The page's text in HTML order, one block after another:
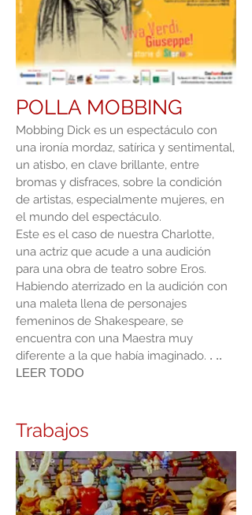
POLLA MOBBING
Mobbing Dick es un espectáculo con
una ironía mordaz, satírica y sentimental,
un atisbo, en clave brillante, entre
bromas y disfraces, sobre la condición
de artistas, especialmente mujeres, en
el mundo del espectáculo.
Este es el caso de nuestra Charlotte,
una actriz que acude a una audición
para una obra de teatro sobre Eros.
Habiendo aterrizado en la audición con
una maleta llena de personajes
femeninos de Shakespeare, se
encuentra con una Maestra muy
diferente a la que había imaginado. . ..
LEER TODO
Trabajos